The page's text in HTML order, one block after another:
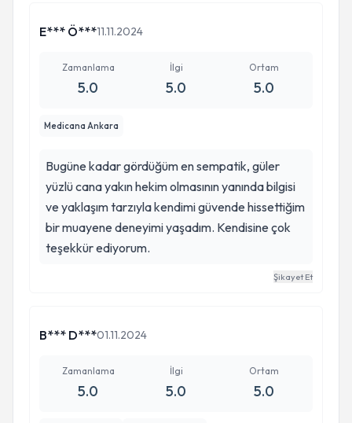
E*** Ö***11.11.2024
Zamanlama
5.0
İlgi
5.0
Ortam
5.0
Medicana Ankara
Bugüne kadar gördüğüm en sempatik, güler
yüzlü cana yakın hekim olmasının yanında bilgisi
ve yaklaşım tarzıyla kendimi güvende hissettiğim
bir muayene deneyimi yaşadım. Kendisine çok
teşekkür ediyorum.
Şikayet Et
B*** D***01.11.2024
Zamanlama
5.0
İlgi
5.0
Ortam
5.0